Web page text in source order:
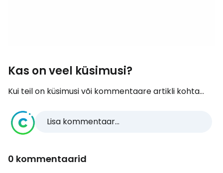
Kas on veel küsimusi?
Kui teil on küsimusi või kommentaare artikli kohta...
Lisa kommentaar...
0 kommentaarid